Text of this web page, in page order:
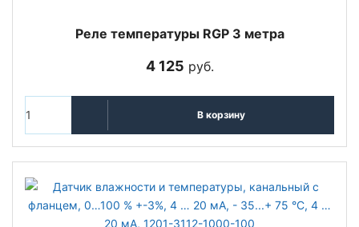
Реле температуры RGP 3 метра
4 125 руб.
В корзину